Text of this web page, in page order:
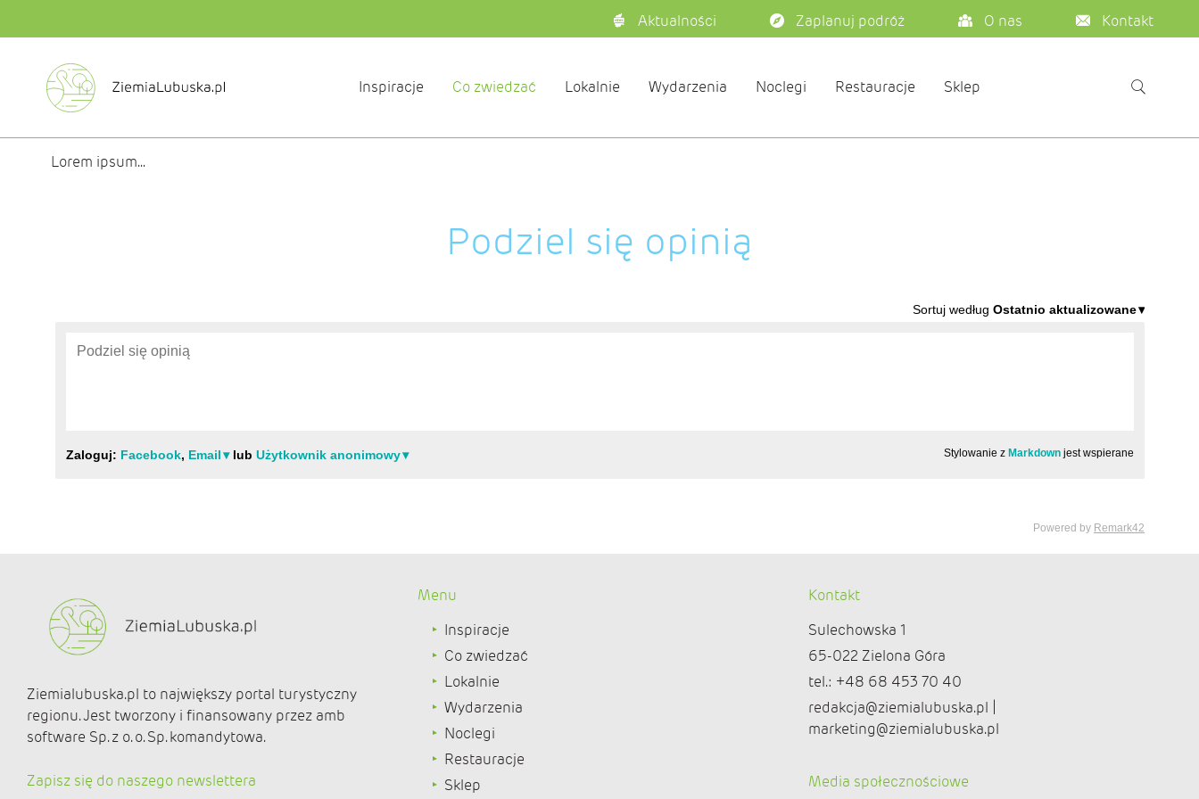
Aktualności Zaplanuj podróż O nas Kontakt
Inspiracje Co zwiedzać Lokalnie Wydarzenia Noclegi Restauracje Sklep
Lorem ipsum...
Podziel się opinią
Ziemialubuska.pl to największy portal turystyczny
regionu. Jest tworzony i finansowany przez amb
software Sp. z o. o. Sp. komandytowa.
Zapisz się do naszego newslettera
Menu
Inspiracje
Co zwiedzać
Lokalnie
Wydarzenia
Noclegi
Restauracje
Sklep
Kontakt
Sulechowska 1
65-022 Zielona Góra
tel.: +48 68 453 70 40
redakcja@ziemialubuska.pl |
marketing@ziemialubuska.pl
Media społecznościowe